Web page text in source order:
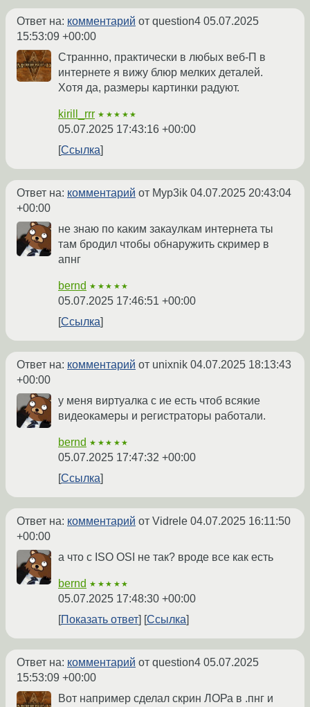
Ответ на: комментарий от question4 05.07.2025
15:53:09 +00:00
Страннно, практически в любых веб-П в
интернете я вижу блюр мелких деталей.
Хотя да, размеры картинки радуют.
kirill_rrr ★★★★★
05.07.2025 17:43:16 +00:00
Ссылка
Ответ на: комментарий от Myp3ik 04.07.2025 20:43:04
+00:00
не знаю по каким закаулкам интернета ты
там бродил чтобы обнаружить скример в
апнг
bernd ★★★★★
05.07.2025 17:46:51 +00:00
Ссылка
Ответ на: комментарий от unixnik 04.07.2025 18:13:43
+00:00
у меня виртуалка с ие есть чтоб всякие
видеокамеры и регистраторы работали.
bernd ★★★★★
05.07.2025 17:47:32 +00:00
Ссылка
Ответ на: комментарий от Vidrele 04.07.2025 16:11:50
+00:00
а что с ISO OSI не так? вроде все как есть
bernd ★★★★★
05.07.2025 17:48:30 +00:00
Показать ответ
Ссылка
Ответ на: комментарий от question4 05.07.2025
15:53:09 +00:00
Вот например сделал скрин ЛОРа в .пнг и